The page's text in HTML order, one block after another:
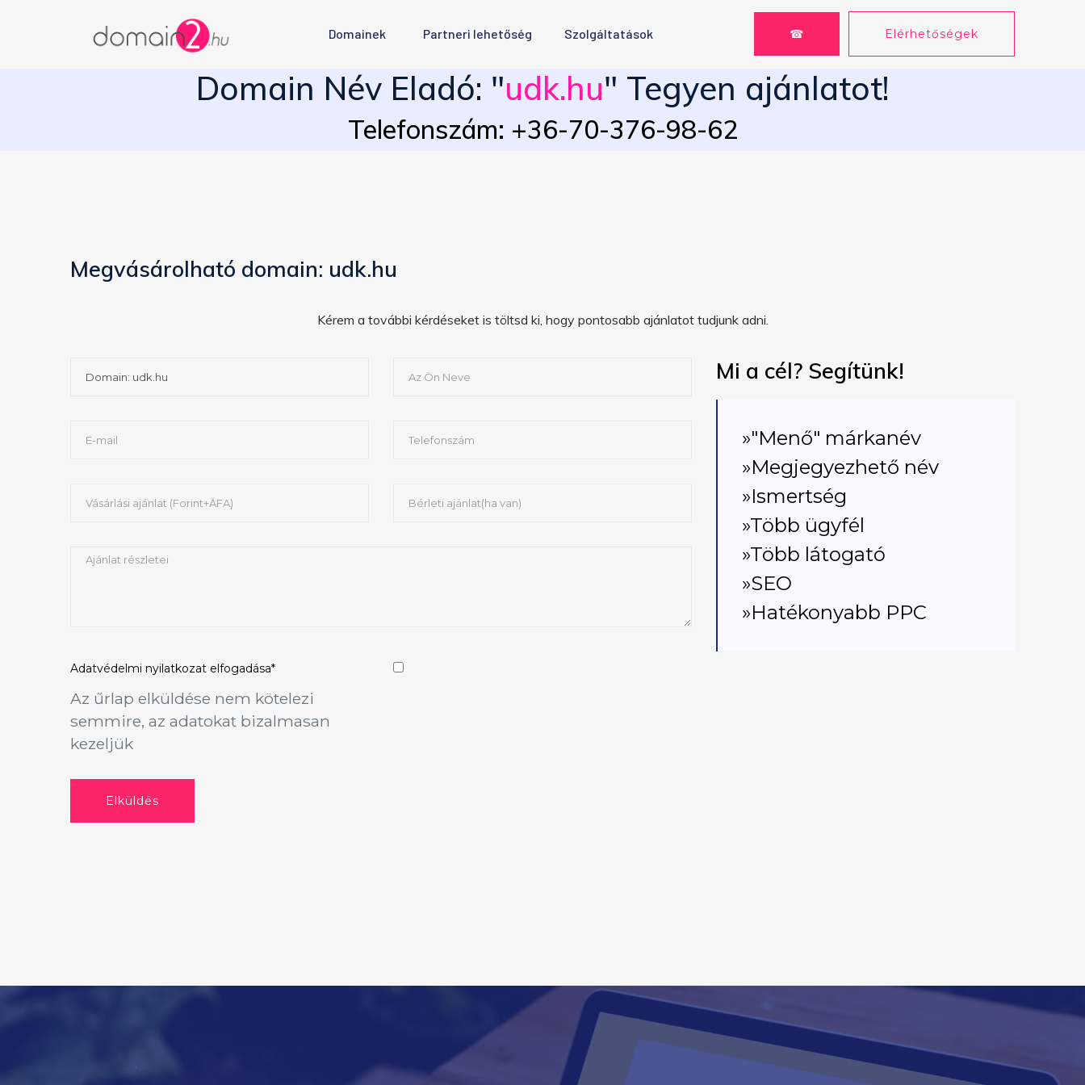
Domainek Partneri lehetőség Szolgáltatások ☎ Elérhetőségek
Domain Név Eladó: "udk.hu" Tegyen ajánlatot!
Telefonszám: +36-70-376-98-62
Megvásárolható domain: udk.hu
Kérem a további kérdéseket is töltsd ki, hogy pontosabb ajánlatot tudjunk adni.
Adatvédelmi nyilatkozat elfogadása*
Az űrlap elküldése nem kötelezi
semmire, az adatokat bizalmasan
kezeljük
Elküldés
Mi a cél? Segítünk!
»"Menő" márkanév
»Megjegyezhető név
»Ismertség
»Több ügyfél
»Több látogató
»SEO
»Hatékonyabb PPC